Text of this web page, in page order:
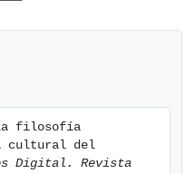
La filosofía
cultural del
Digital. Revista